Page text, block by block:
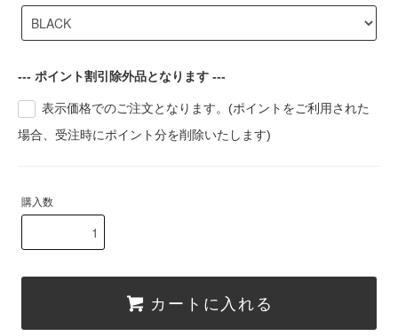
--- ポイント割引除外品となります ---
表示価格でのご注文となります。(ポイントをご利用された
場合、受注時にポイント分を削除いたします)
購入数
カートに入れる